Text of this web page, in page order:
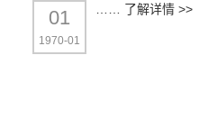
01
1970-01
了解详情 >>